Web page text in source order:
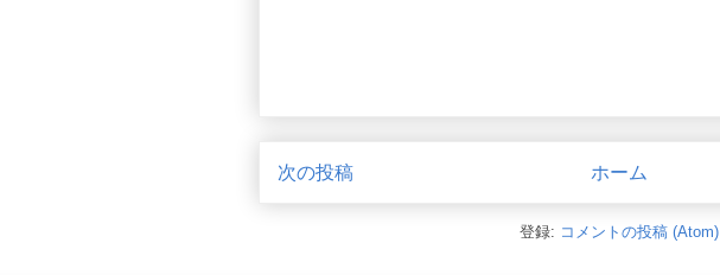
次の投稿 ホーム
登録: コメントの投稿 (Atom)